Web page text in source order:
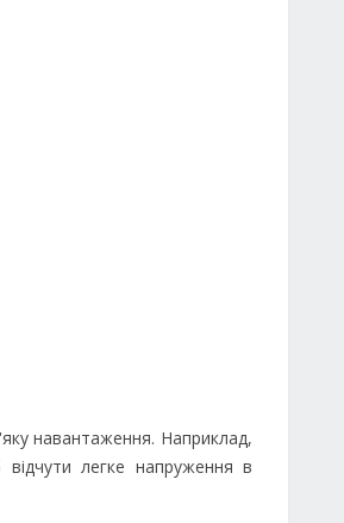
навантаження. Наприклад,
легке напруження в